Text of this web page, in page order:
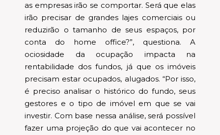
as empresas irão se comportar. Será que elas
irão precisar de grandes lajes comerciais ou
reduzirão o tamanho de seus espaços, por
conta do home office?”, questiona. A
ociosidade da ocupação impacta na
rentabilidade dos fundos, já que os imóveis
precisam estar ocupados, alugados. “Por isso,
é preciso analisar o histórico do fundo, seus
gestores e o tipo de imóvel em que se vai
investir. Com base nessa análise, será possível
fazer uma projeção do que vai acontecer no